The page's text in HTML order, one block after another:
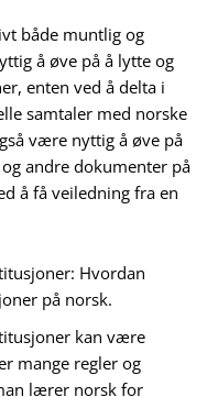
både muntlig og
å øve på å lytte og
enten ved å delta i
samtaler med norske
være nyttig å øve på
andre dokumenter på
å få veiledning fra en
Hvordan
på norsk.
kan være
mange regler og
lærer norsk for